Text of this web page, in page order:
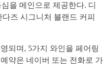
을 메인으로 제공한다. 디
즈 시그니처 블랜드 커피
되며, 5가지 와인을 페어링
약은 네이버 또는 전화로 가